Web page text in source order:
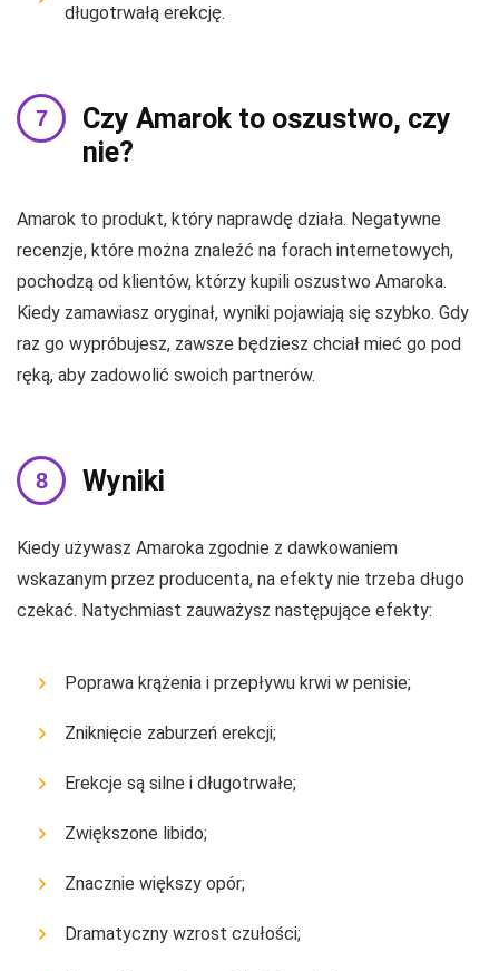
długotrwałą erekcję.
Czy Amarok to oszustwo, czy
nie?
Amarok to produkt, który naprawdę działa. Negatywne
recenzje, które można znaleźć na forach internetowych,
pochodzą od klientów, którzy kupili oszustwo Amaroka.
Kiedy zamawiasz oryginał, wyniki pojawiają się szybko. Gdy
raz go wypróbujesz, zawsze będziesz chciał mieć go pod
ręką, aby zadowolić swoich partnerów.
Wyniki
Kiedy używasz Amaroka zgodnie z dawkowaniem
wskazanym przez producenta, na efekty nie trzeba długo
czekać. Natychmiast zauważysz następujące efekty:
Poprawa krążenia i przepływu krwi w penisie;
Zniknięcie zaburzeń erekcji;
Erekcje są silne i długotrwałe;
Zwiększone libido;
Znacznie większy opór;
Dramatyczny wzrost czułości;